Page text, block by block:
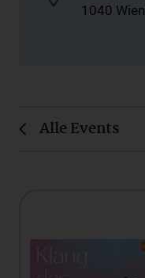
1040 Wien
Alle Events